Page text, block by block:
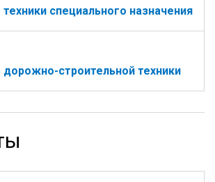
специального назначения
строительной техники